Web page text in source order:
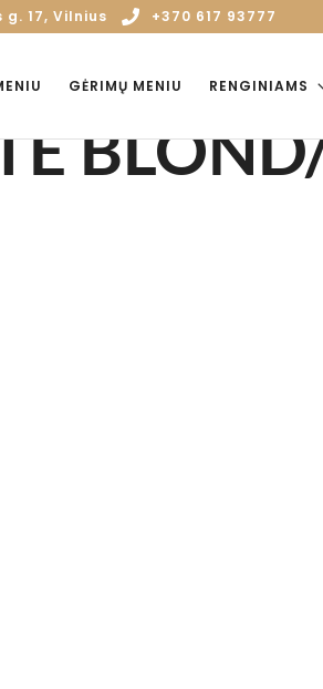
17, Vilnius +370 617 93777
GĖRIMŲ MENIU RENGINIAMS